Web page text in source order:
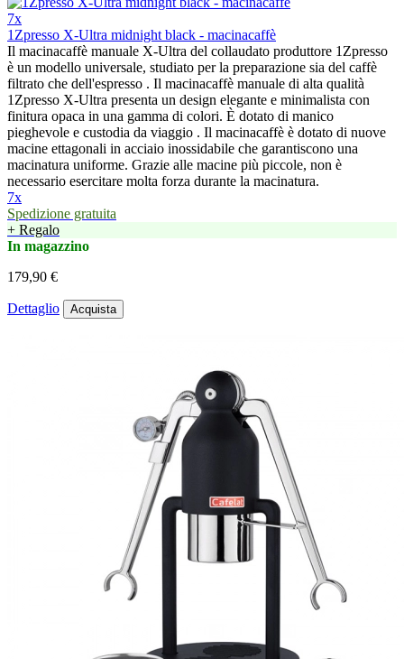
7x
1Zpresso X-Ultra midnight black - macinacaffè
Il macinacaffè manuale X-Ultra del collaudato produttore 1Zpresso
è un modello universale, studiato per la preparazione sia del caffè
filtrato che dell'espresso . Il macinacaffè manuale di alta qualità
1Zpresso X-Ultra presenta un design elegante e minimalista con
finitura opaca in una gamma di colori. È dotato di manico
pieghevole e custodia da viaggio . Il macinacaffè è dotato di nuove
macine ettagonali in acciaio inossidabile che garantiscono una
macinatura uniforme. Grazie alle macine più piccole, non è
necessario esercitare molta forza durante la macinatura.
7x
Spedizione gratuita
+ Regalo
In magazzino
179,90 €
Dettaglio Acquista